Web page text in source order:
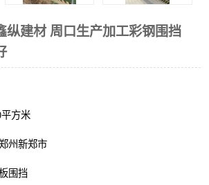
纵建材 周口生产加工彩钢围挡
平方米
州新郑市
围挡